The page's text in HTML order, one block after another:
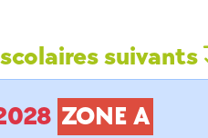
suivants
ZONE A